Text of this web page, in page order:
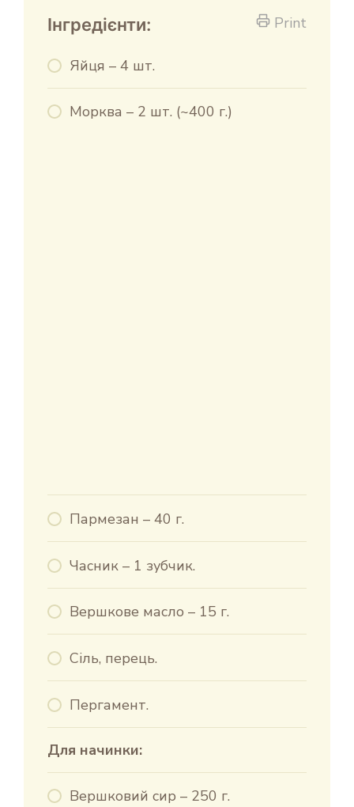
Print
Інгредієнти:
Яйця – 4 шт.
Морква – 2 шт. (~400 г.)
Пармезан – 40 г.
Часник – 1 зубчик.
Вершкове масло – 15 г.
Сіль, перець.
Пергамент.
Для начинки:
Вершковий сир – 250 г.